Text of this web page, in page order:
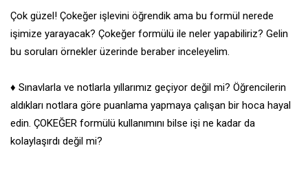
Çok güzel! Çokeğer işlevini öğrendik ama bu formül nerede
işimize yarayacak? Çokeğer formülü ile neler yapabiliriz? Gelin
bu soruları örnekler üzerinde beraber inceleyelim.
♦ Sınavlarla ve notlarla yıllarımız geçiyor değil mi? Öğrencilerin
aldıkları notlara göre puanlama yapmaya çalışan bir hoca hayal
edin. ÇOKEĞER formülü kullanımını bilse işi ne kadar da
kolaylaşırdı değil mi?